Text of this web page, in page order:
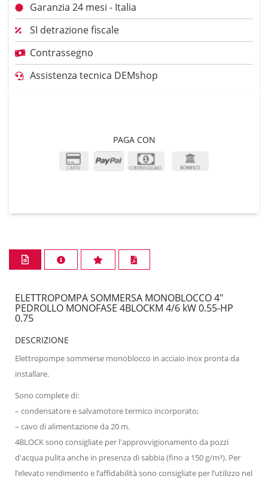
Garanzia 24 mesi - Italia
SI detrazione fiscale
Contrassegno
Assistenza tecnica DEMshop
PAGA CON
ELETTROPOMPA SOMMERSA MONOBLOCCO 4"
PEDROLLO MONOFASE 4BLOCKM 4/6 kW 0.55-HP
0.75
DESCRIZIONE
Elettropompe sommerse monoblocco in acciaio inox pronta da
installare.
Sono complete di:
– condensatore e salvamotore termico incorporato;
– cavo di alimentazione da 20 m.
4BLOCK sono consigliate per l'approvvigionamento da pozzi
d'acqua pulita anche in presenza di sabbia (fino a 150 g/m³). Per
l’elevato rendimento e l’affidabilità sono consigliate per l’utilizzo nel